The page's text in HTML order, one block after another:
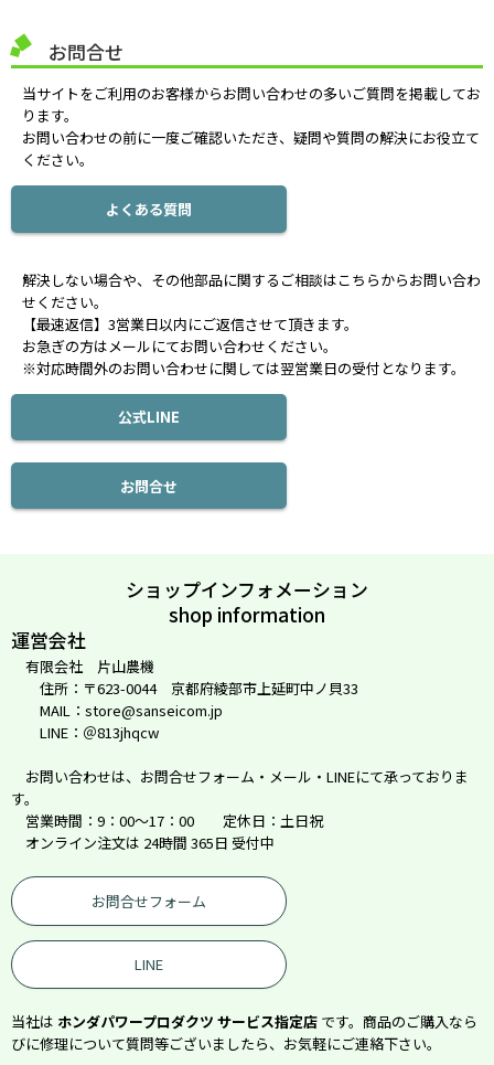
お問合せ
当サイトをご利用のお客様からお問い合わせの多いご質問を掲載してお
ります。
お問い合わせの前に一度ご確認いただき、疑問や質問の解決にお役立て
ください。
よくある質問
解決しない場合や、その他部品に関するご相談はこちらからお問い合わ
せください。
【最速返信】3営業日以内にご返信させて頂きます。
お急ぎの方はメールにてお問い合わせください。
※対応時間外のお問い合わせに関しては翌営業日の受付となります。
公式LINE
お問合せ
ショップインフォメーション
shop information
運営会社
有限会社 片山農機
住所：〒623-0044 京都府綾部市上延町中ノ貝33
MAIL：store@sanseicom.jp
LINE：＠813jhqcw
お問い合わせは、お問合せフォーム・メール・LINEにて承っておりま
す。
営業時間：9：00～17：00 定休日：土日祝
オンライン注文は 24時間 365日 受付中
お問合せフォーム
LINE
当社は ホンダパワープロダクツ サービス指定店 です。商品のご購入なら
びに修理について質問等ございましたら、お気軽にご連絡下さい。